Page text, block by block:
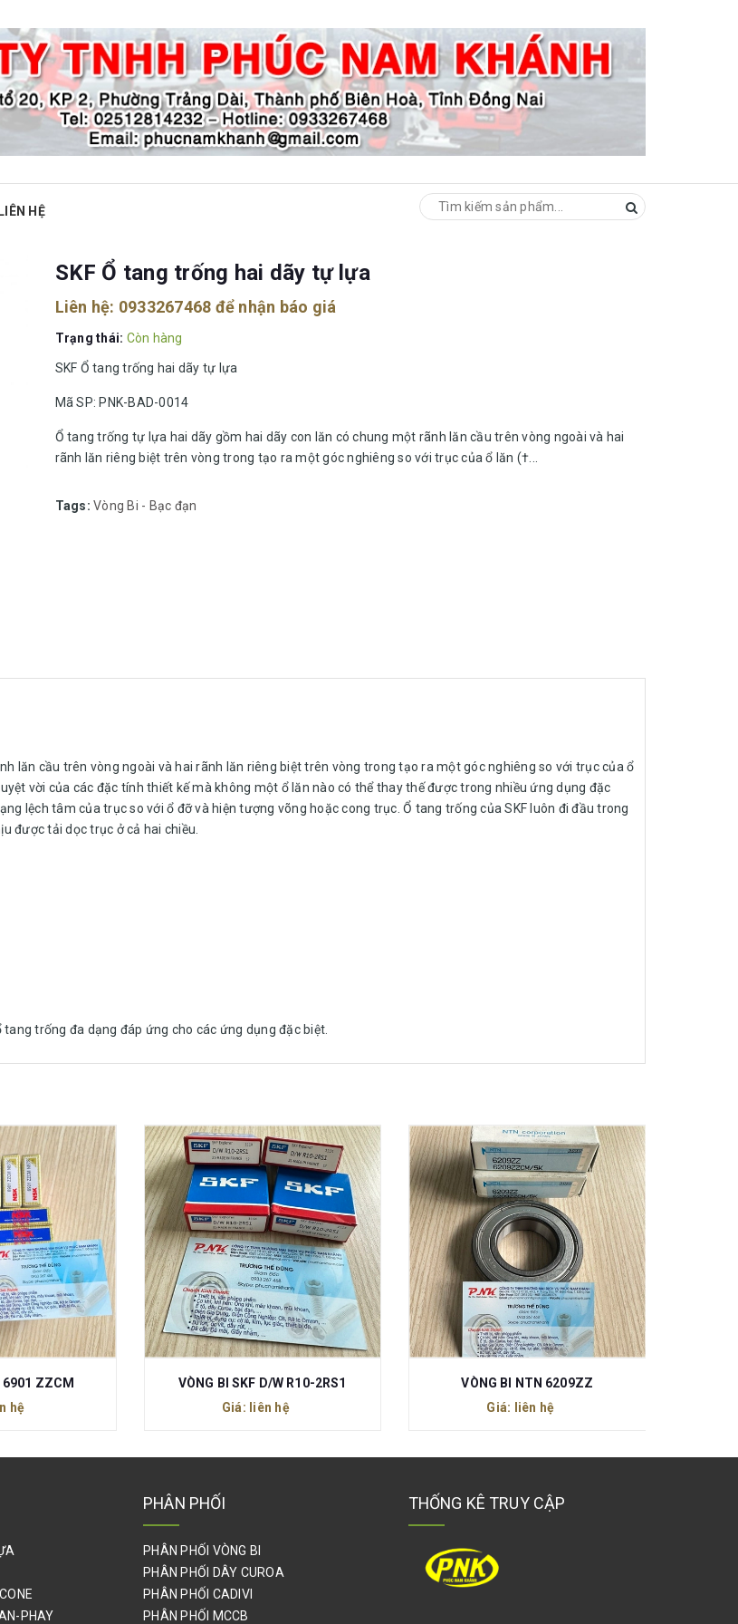
LIÊN HỆ
SKF Ổ tang trống hai dãy tự lựa
Liên hệ: 0933267468 để nhận báo giá
Trạng thái: Còn hàng
SKF Ổ tang trống hai dãy tự lựa
Mã SP: PNK-BAD-0014
Ổ tang trống tự lựa hai dãy gồm hai dãy con lăn có chung một rãnh lăn cầu trên vòng ngoài và hai
rãnh lăn riêng biệt trên vòng trong tạo ra một góc nghiêng so với trục của ổ lăn (†...
Tags: Vòng Bi - Bạc đạn
lăn cầu trên vòng ngoài và hai rãnh lăn riêng biệt trên vòng trong tạo ra một góc nghiêng so với trục của ổ
vời của các đặc tính thiết kế mà không một ổ lăn nào có thể thay thế được trong nhiều ứng dụng đặc
lệch tâm của trục so với ổ đỡ và hiện tượng võng hoặc cong trục. Ổ tang trống của SKF luôn đi đầu trong
được tải dọc trục ở cả hai chiều.
trống đa dạng đáp ứng cho các ứng dụng đặc biệt.
W R10-2RS1
hệ
VÒNG BI NTN 6209ZZ
Giá: liên hệ
CON TRƯỢT VUÔNG NSK LH20EMZ
Giá: liên hệ
PHAY
PHÂN PHỐI
PHÂN PHỐI VÒNG BI
PHÂN PHỐI DÂY CUROA
PHÂN PHỐI CADIVI
PHÂN PHỐI MCCB
THỐNG KÊ TRUY CẬP